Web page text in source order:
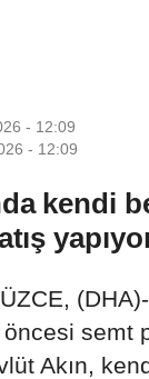
- 12:09
- 12:09
kendi
semt
Akın,